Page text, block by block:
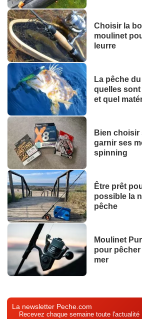
Choisir la
moulinet
leurre
La pêche
quelles
et quel
Bien choisir
garnir ses
spinning
Être prêt
possible la
pêche
Moulinet
pour pêcher
mer
La newsletter Peche.com
Recevez chaque semaine toute l'actualité